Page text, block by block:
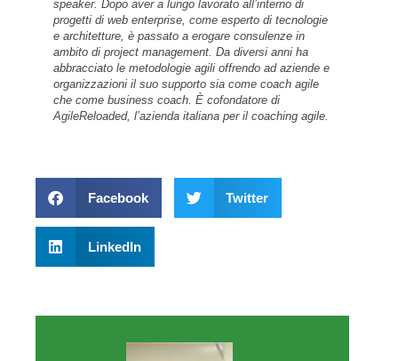
speaker. Dopo aver a lungo lavorato all’interno di
progetti di web enterprise, come esperto di tecnologie
e architetture, è passato a erogare consulenze in
ambito di project management. Da diversi anni ha
abbracciato le metodologie agili offrendo ad aziende e
organizzazioni il suo supporto sia come coach agile
che come business coach. È cofondatore di
AgileReloaded, l’azienda italiana per il coaching agile.
Facebook Twitter
LinkedIn